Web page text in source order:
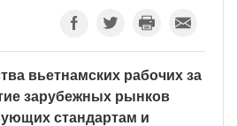
вьетнамских рабочих за
зарубежных рынков
стандартам и